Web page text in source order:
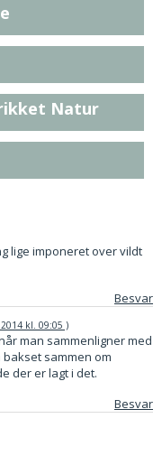
Natur
lige imponeret over vildt
Besvar
kl. 09:05
man sammenligner med
sammen om
der er lagt i det.
Besvar